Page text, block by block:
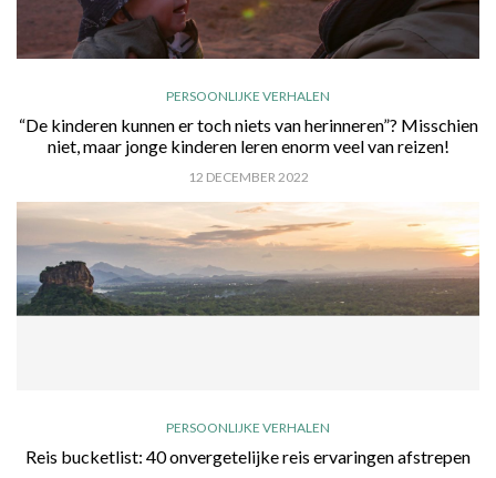
PERSOONLIJKE VERHALEN
“De kinderen kunnen er toch niets van herinneren”? Misschien
niet, maar jonge kinderen leren enorm veel van reizen!
12 DECEMBER 2022
PERSOONLIJKE VERHALEN
Reis bucketlist: 40 onvergetelijke reis ervaringen afstrepen